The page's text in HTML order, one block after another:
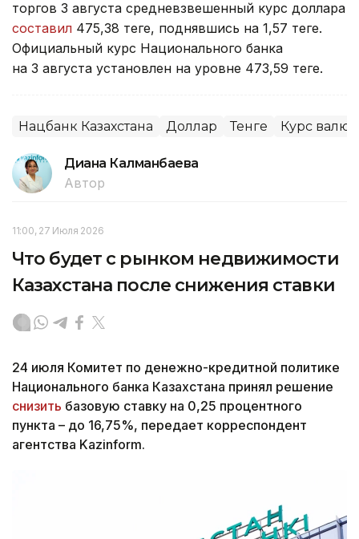
торгов 3 августа средневзвешенный курс доллара
составил 475,38 теңге, поднявшись на 1,57 теңге.
Официальный курс Национального банка
на 3 августа установлен на уровне 473,59 теңге.
Нацбанк Казахстана Доллар Тенге Курс валют
Диана Калманбаева
Автор
11:00, 27 Июля 2026
Что будет с рынком недвижимости
Казахстана после снижения ставки
24 июля Комитет по денежно-кредитной политике
Национального банка Казахстана принял решение
снизить базовую ставку на 0,25 процентного
пункта – до 16,75%, передает корреспондент
агентства Kazinform.